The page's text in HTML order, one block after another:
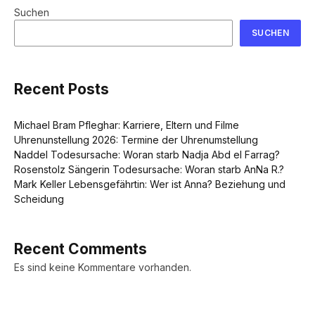
Suchen
SUCHEN
Recent Posts
Michael Bram Pfleghar: Karriere, Eltern und Filme
Uhrenunstellung 2026: Termine der Uhrenumstellung
Naddel Todesursache: Woran starb Nadja Abd el Farrag?
Rosenstolz Sängerin Todesursache: Woran starb AnNa R.?
Mark Keller Lebensgefährtin: Wer ist Anna? Beziehung und
Scheidung
Recent Comments
Es sind keine Kommentare vorhanden.